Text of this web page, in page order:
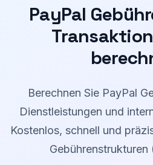
PayPal
Berechnen Sie PayPal
Dienstleistungen und
Kostenlos, schnell und